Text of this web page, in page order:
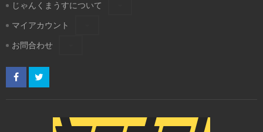
じゃんくまうすについて
マイアカウント
お問合わせ